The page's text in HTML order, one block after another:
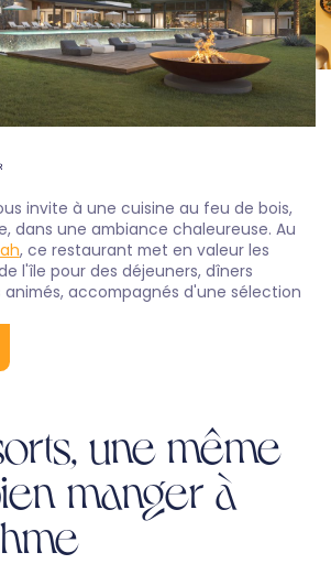
invite à une cuisine au feu de bois,
dans une ambiance chaleureuse. Au
, ce restaurant met en valeur les
l'île pour des déjeuners, dîners
accompagnés d'une sélection
une même
manger à